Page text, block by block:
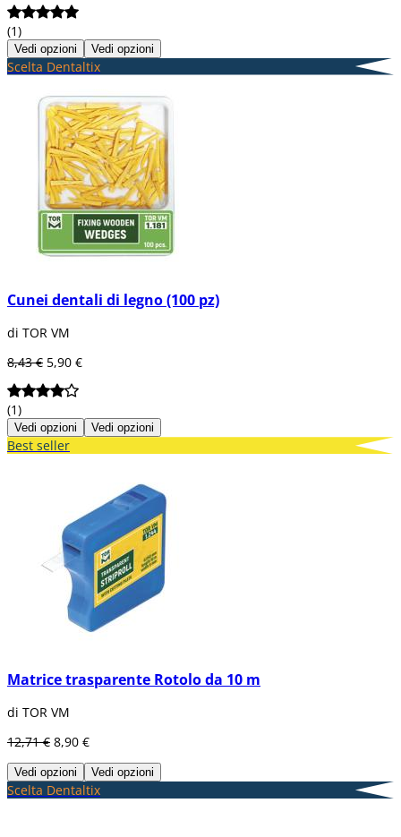
(1)
Vedi opzioni Vedi opzioni
Scelta Dentaltix
Cunei dentali di legno (100 pz)
di TOR VM
8,43 € 5,90 €
(1)
Vedi opzioni Vedi opzioni
Best seller
Matrice trasparente Rotolo da 10 m
di TOR VM
12,71 € 8,90 €
Vedi opzioni Vedi opzioni
Scelta Dentaltix